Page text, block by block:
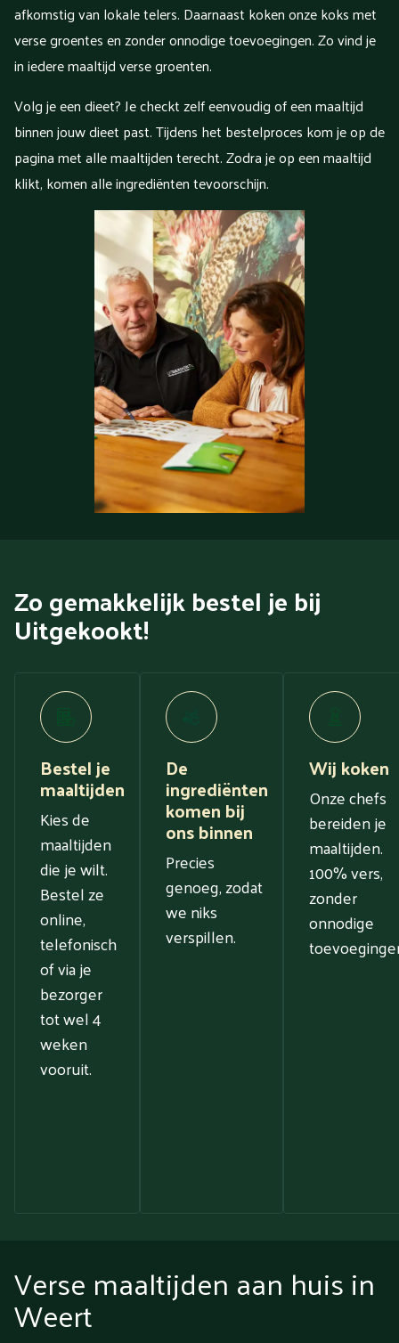
afkomstig van lokale telers. Daarnaast koken onze koks met
verse groentes en zonder onnodige toevoegingen. Zo vind je
in iedere maaltijd verse groenten.
Volg je een dieet? Je checkt zelf eenvoudig of een maaltijd
binnen jouw dieet past. Tijdens het bestelproces kom je op de
pagina met alle maaltijden terecht. Zodra je op een maaltijd
klikt, komen alle ingrediënten tevoorschijn.
Zo gemakkelijk bestel je bij
Uitgekookt!
Bestel je
maaltijden
Kies de
maaltijden
die je wilt.
Bestel ze
online,
telefonisch
of via je
bezorger
tot wel 4
weken
vooruit.
De
ingrediënten
komen bij
ons binnen
Precies
genoeg, zodat
we niks
verspillen.
Wij koken
Onze chefs
bereiden je
maaltijden.
100% vers,
zonder
onnodige
Verse maaltijden aan huis in
Weert